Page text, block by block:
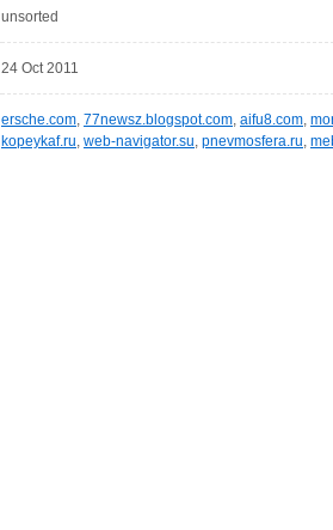
unsorted
24 Oct 2011
ersche.com, 77newsz.blogspot.com, aifu8.com,
kopeykaf.ru, web-navigator.su, pnevmosfera.ru,